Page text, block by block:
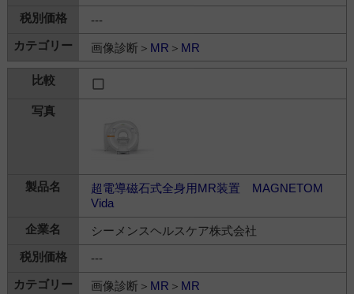
---
画像診断＞ MR ＞ MR
超電導磁石式全身用MR装置 MAGNETOM
Vida
シーメンスヘルスケア株式会社
---
画像診断＞ MR ＞ MR